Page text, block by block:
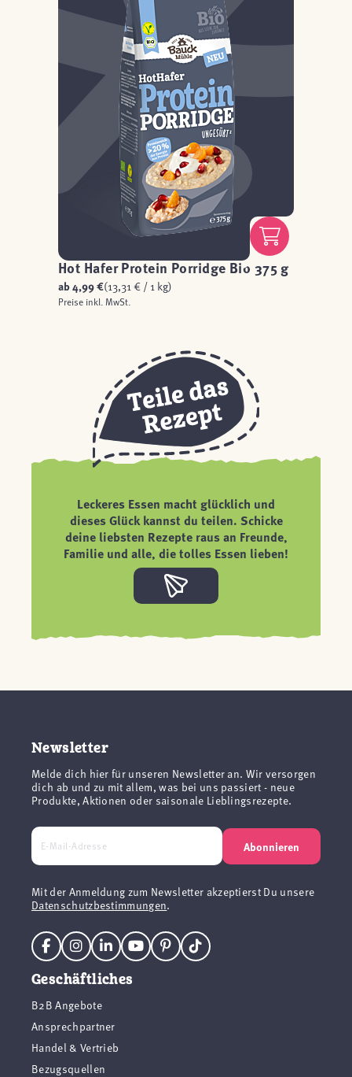
Hot Hafer Protein Porridge Bio 375 g
ab4,99 €(13,31 € / 1 kg)
Preise inkl. MwSt.
Leckeres Essen macht glücklich und
dieses Glück kannst du teilen. Schicke
deine liebsten Rezepte raus an Freunde,
Familie und alle, die tolles Essen lieben!
Newsletter
Melde dich hier für unseren Newsletter an. Wir versorgen
dich ab und zu mit allem, was bei uns passiert - neue
Produkte, Aktionen oder saisonale Lieblingsrezepte.
Abonnieren
Mit der Anmeldung zum Newsletter akzeptierst Du unsere
Datenschutzbestimmungen.
Geschäftliches
B2B Angebote
Ansprechpartner
Handel & Vertrieb
Bezugsquellen